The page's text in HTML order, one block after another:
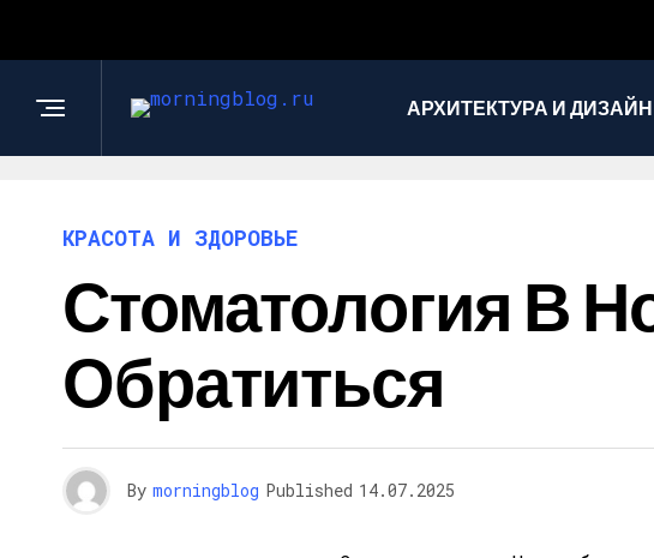
АРХИТЕКТУРА И ДИЗАЙН
КРАСОТА И ЗДОРОВЬЕ
Стоматология В
Обратиться
By morningblog Published 14.07.2025